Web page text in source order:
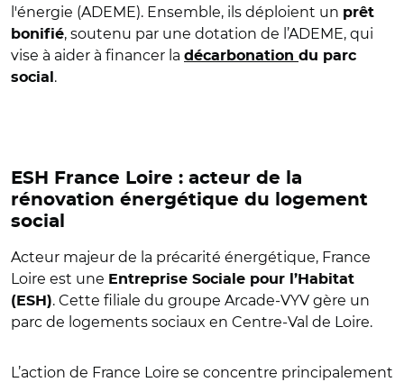
l'énergie (ADEME). Ensemble, ils déploient un prêt
bonifié, soutenu par une dotation de l’ADEME, qui
vise à aider à financer la décarbonation du parc
social .
ESH France Loire : acteur de la
rénovation énergétique du logement
social
Acteur majeur de la précarité énergétique, France
Loire est une Entreprise Sociale pour l’Habitat
(ESH). Cette filiale du groupe Arcade-VYV gère un
parc de logements sociaux en Centre-Val de Loire.
L’action de France Loire se concentre principalement